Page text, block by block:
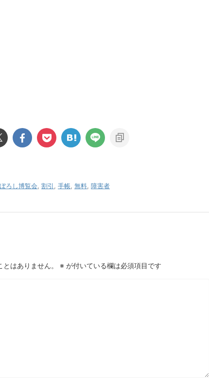
ろし博覧会 割引 手帳 無料 障害者
はありません。 ※ が付いている欄は必須項目です